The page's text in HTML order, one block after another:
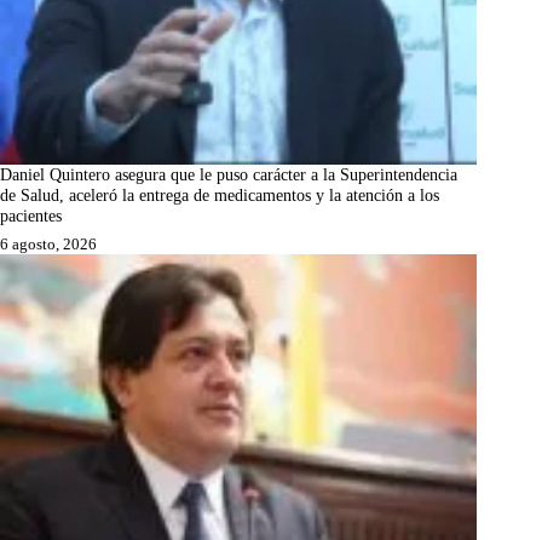
Daniel Quintero asegura que le puso carácter a la Superintendencia
de Salud, aceleró la entrega de medicamentos y la atención a los
pacientes
6 agosto, 2026